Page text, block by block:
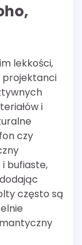
lekkości,
projektanci
i
czy
bufiaste,
często są